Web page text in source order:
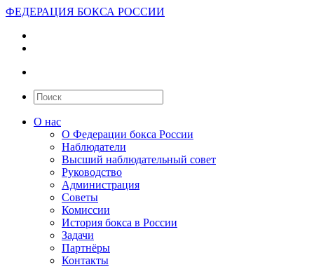
ФЕДЕРАЦИЯ БОКСА РОССИИ
О нас
О Федерации бокса России
Наблюдатели
Высший наблюдательный совет
Руководство
Администрация
Советы
Комиссии
История бокса в России
Задачи
Партнёры
Контакты